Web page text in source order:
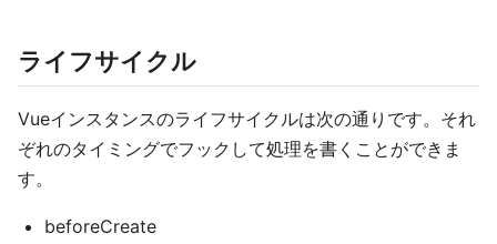
ライフサイクル
Vueインスタンスのライフサイクルは次の通りです。それ
ぞれのタイミングでフックして処理を書くことができま
す。
beforeCreate